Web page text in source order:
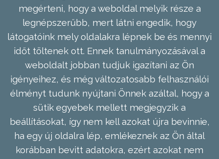
megérteni, hogy a weboldal melyik része a
legnépszerűbb, mert látni engedik, hogy
látogatóink mely oldalakra lépnek be és mennyi
időt töltenek ott. Ennek tanulmányozásával a
weboldalt jobban tudjuk igazítani az Ön
igényeihez, és még változatosabb felhasználói
élményt tudunk nyújtani Önnek azáltal, hogy a
sütik egyebek mellett megjegyzik a
beállításokat, így nem kell azokat újra bevinnie,
ha egy új oldalra lép, emlékeznek az Ön által
korábban bevitt adatokra, ezért azokat nem